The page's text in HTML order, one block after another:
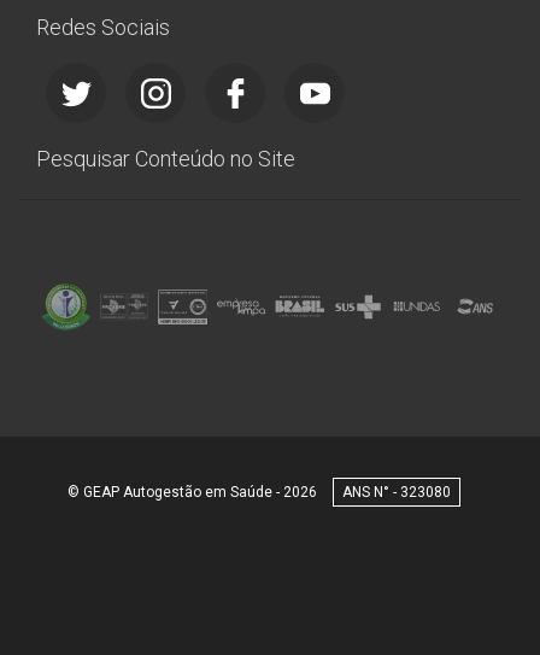
Redes Sociais
Pesquisar Conteúdo no Site
© GEAP Autogestão em Saúde - 2026 323080